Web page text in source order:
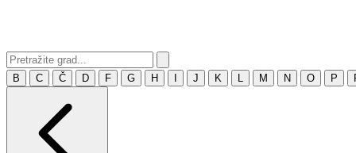
B C Č D F G H J K M N O P